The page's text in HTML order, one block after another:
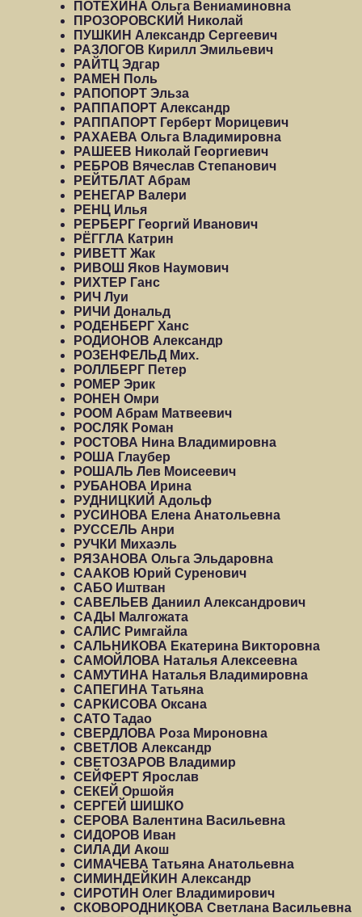
ПОТЕХИНА Ольга Вениаминовна
ПРОЗОРОВСКИЙ Николай
ПУШКИН Александр Сергеевич
РАЗЛОГОВ Кирилл Эмильевич
РАЙТЦ Эдгар
РАМЕН Поль
РАПОПОРТ Эльза
РАППАПОРТ Александр
РАППАПОРТ Герберт Морицевич
РАХАЕВА Ольга Владимировна
РАШЕЕВ Николай Георгиевич
РЕБРОВ Вячеслав Степанович
РЕЙТБЛАТ Абрам
РЕНЕГАР Валери
РЕНЦ Илья
РЕРБЕРГ Георгий Иванович
РЁГГЛА Катрин
РИВЕТТ Жак
РИВОШ Яков Наумович
РИХТЕР Ганс
РИЧ Луи
РИЧИ Дональд
РОДЕНБЕРГ Ханс
РОДИОНОВ Александр
РОЗЕНФЕЛЬД Мих.
РОЛЛБЕРГ Петер
РОМЕР Эрик
РОНЕН Омри
РООМ Абрам Матвеевич
РОСЛЯК Роман
РОСТОВА Нина Владимировна
РОША Глаубер
РОШАЛЬ Лев Моисеевич
РУБАНОВА Ирина
РУДНИЦКИЙ Адольф
РУСИНОВА Елена Анатольевна
РУССЕЛЬ Анри
РУЧКИ Михаэль
РЯЗАНОВА Ольга Эльдаровна
СААКОВ Юрий Суренович
САБО Иштван
САВЕЛЬЕВ Даниил Александрович
САДЫ Малгожата
САЛИС Римгайла
САЛЬНИКОВА Екатерина Викторовна
САМОЙЛОВА Наталья Алексеевна
САМУТИНА Наталья Владимировна
САПЕГИНА Татьяна
САРКИСОВА Оксана
САТО Тадао
СВЕРДЛОВА Роза Мироновна
СВЕТЛОВ Александр
СВЕТОЗАРОВ Владимир
СЕЙФЕРТ Ярослав
СЕКЕЙ Оршойя
СЕРГЕЙ ШИШКО
СЕРОВА Валентина Васильевна
СИДОРОВ Иван
СИЛАДИ Акош
СИМАЧЕВА Татьяна Анатольевна
СИМИНДЕЙКИН Александр
СИРОТИН Олег Владимирович
СКОВОРОДНИКОВА Светлана Васильевна